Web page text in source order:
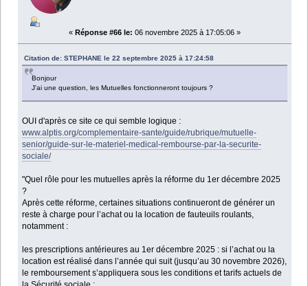
« Réponse #66 le: 06 novembre 2025 à 17:05:06 »
Citation de: STEPHANE le 22 septembre 2025 à 17:24:58
Bonjour
J'ai une question, les Mutuelles fonctionneront toujours ?
OUI d'après ce site ce qui semble logique :
www.alptis.org/complementaire-sante/guide/rubrique/mutuelle-
senior/guide-sur-le-materiel-medical-rembourse-par-la-securite-
sociale/
"Quel rôle pour les mutuelles après la réforme du 1er décembre 2025
?
Après cette réforme, certaines situations continueront de générer un
reste à charge pour l’achat ou la location de fauteuils roulants,
notamment :
les prescriptions antérieures au 1er décembre 2025 : si l’achat ou la
location est réalisé dans l’année qui suit (jusqu’au 30 novembre 2026),
le remboursement s’appliquera sous les conditions et tarifs actuels de